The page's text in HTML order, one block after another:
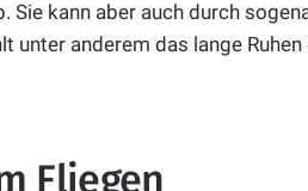
Sie kann aber auch durch
unter anderem das lange
Fliegen